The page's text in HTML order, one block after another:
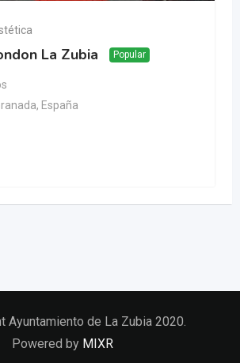
La Zubia Popular
España
Ayuntamiento de La Zubia 2020.
Powered by MIXR